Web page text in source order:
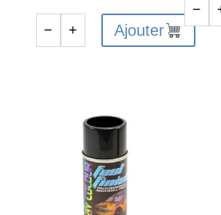
était :
19,20€.
est :
14,40€.
− + Ajouter
−